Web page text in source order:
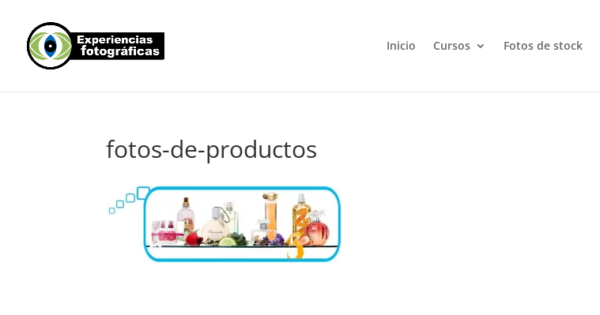
Inicio Cursos Fotos de stock
fotos-de-productos